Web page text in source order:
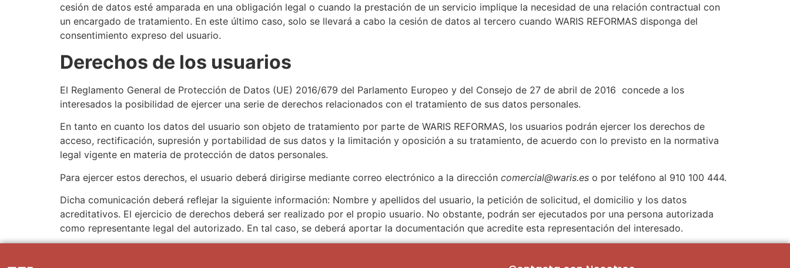
cesión de datos esté amparada en una obligación legal o cuando la prestación de un servicio implique la necesidad de una relación contractual con
un encargado de tratamiento. En este último caso, solo se llevará a cabo la cesión de datos al tercero cuando WARIS REFORMAS disponga del
consentimiento expreso del usuario.
Derechos de los usuarios
El Reglamento General de Protección de Datos (UE) 2016/679 del Parlamento Europeo y del Consejo de 27 de abril de 2016 concede a los
interesados la posibilidad de ejercer una serie de derechos relacionados con el tratamiento de sus datos personales.
En tanto en cuanto los datos del usuario son objeto de tratamiento por parte de WARIS REFORMAS, los usuarios podrán ejercer los derechos de
acceso, rectificación, supresión y portabilidad de sus datos y la limitación y oposición a su tratamiento, de acuerdo con lo previsto en la normativa
legal vigente en materia de protección de datos personales.
Para ejercer estos derechos, el usuario deberá dirigirse mediante correo electrónico a la dirección comercial@waris.es o por teléfono al 910 100 444.
Dicha comunicación deberá reflejar la siguiente información: Nombre y apellidos del usuario, la petición de solicitud, el domicilio y los datos
acreditativos. El ejercicio de derechos deberá ser realizado por el propio usuario. No obstante, podrán ser ejecutados por una persona autorizada
como representante legal del autorizado. En tal caso, se deberá aportar la documentación que acredite esta representación del interesado.